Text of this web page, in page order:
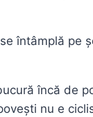
întâmplă pe
încă de
nu e